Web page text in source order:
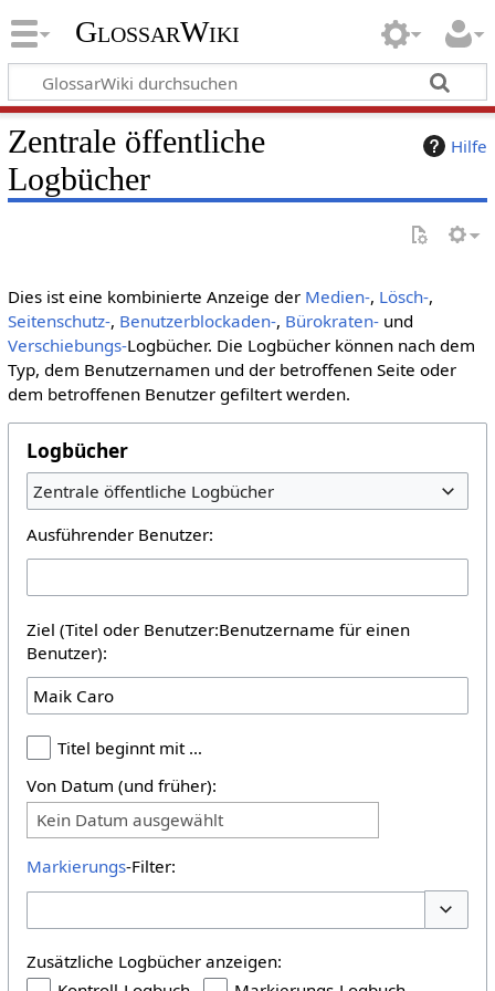
GlossarWiki
Hilfe
Zentrale öffentliche
Logbücher
Dies ist eine kombinierte Anzeige der Medien-, Lösch-,
Seitenschutz-, Benutzerblockaden-, Bürokraten-und
Verschiebungs-Logbücher. Die Logbücher können nach dem
Typ, dem Benutzernamen und der betroffenen Seite oder
dem betroffenen Benutzer gefiltert werden.
Logbücher
Zentrale öffentliche Logbücher
Ausführender Benutzer:
Ziel (Titel oder Benutzer:Benutzername für einen
Benutzer):
Titel beginnt mit …
Von Datum (und früher):
Kein Datum ausgewählt
Markierungs-Filter:
Zusätzliche Logbücher anzeigen: